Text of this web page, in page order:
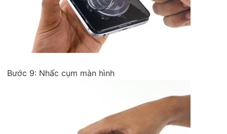
Bước 9: Nhấc cụm màn hình